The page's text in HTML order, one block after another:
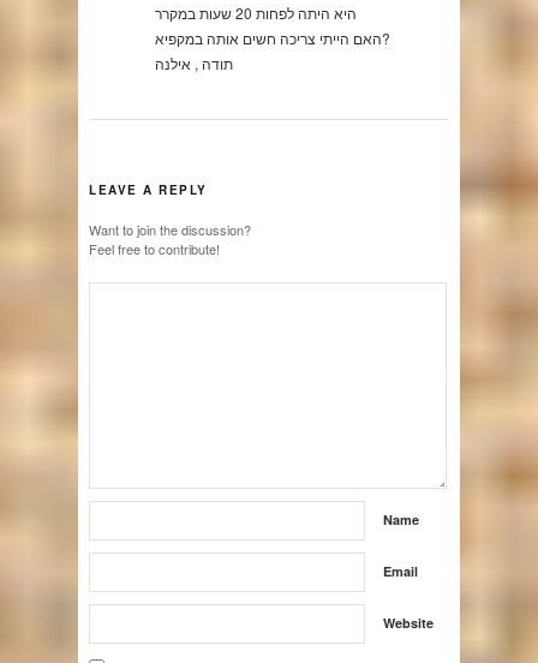
היא היתה לפחות 20 שעות במקרר
האם הייתי צריכה חשים אותה במקפיא?
תודה , אילנה
LEAVE A REPLY
Want to join the discussion?
Feel free to contribute!
Name
Email
Website